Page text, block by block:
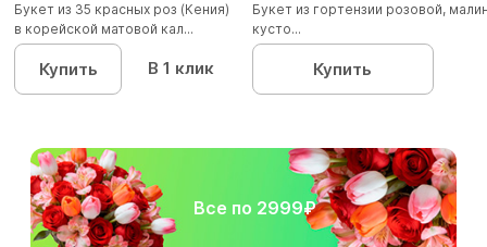
Букет из 35 красных роз (Кения)
в корейской матовой кал...
Купить В 1 клик
Букет из гортензии розовой,
кусто...
Купить
Все по 2999₽